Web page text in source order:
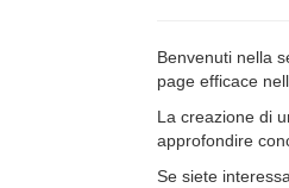
Benvenuti nella
page efficace
La creazione di
approfondire
Se siete